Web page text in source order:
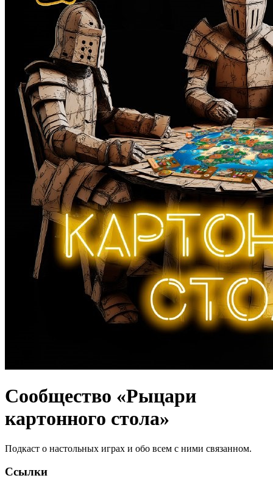
Сообщество «Рыцари
картонного стола»
Подкаст о настольных играх и обо всем с ними связанном.
Ссылки